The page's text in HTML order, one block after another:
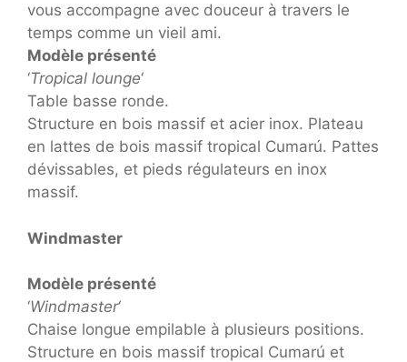
vous accompagne avec douceur à travers le
temps comme un vieil ami.
Modèle présenté
‘Tropical lounge‘
Table basse ronde.
Structure en bois massif et acier inox. Plateau
en lattes de bois massif tropical Cumarú. Pattes
dévissables, et pieds régulateurs en inox
massif.
Windmaster
Modèle présenté
‘Windmaster‘
Chaise longue empilable à plusieurs positions.
Structure en bois massif tropical Cumarú et